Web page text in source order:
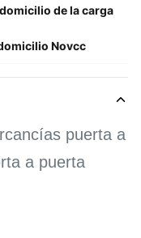
de la carga
Novcc
puerta a
a puerta